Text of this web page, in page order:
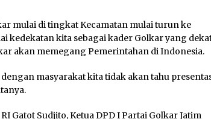
mulai di tingkat Kecamatan mulai turun ke
kedekatan kita sebagai kader Golkar yang
akan memegang Pemerintahan di Indonesia.
masyarakat kita tidak akan tahu
Gatot Sudjito, Ketua DPD I Partai Golkar Jatim